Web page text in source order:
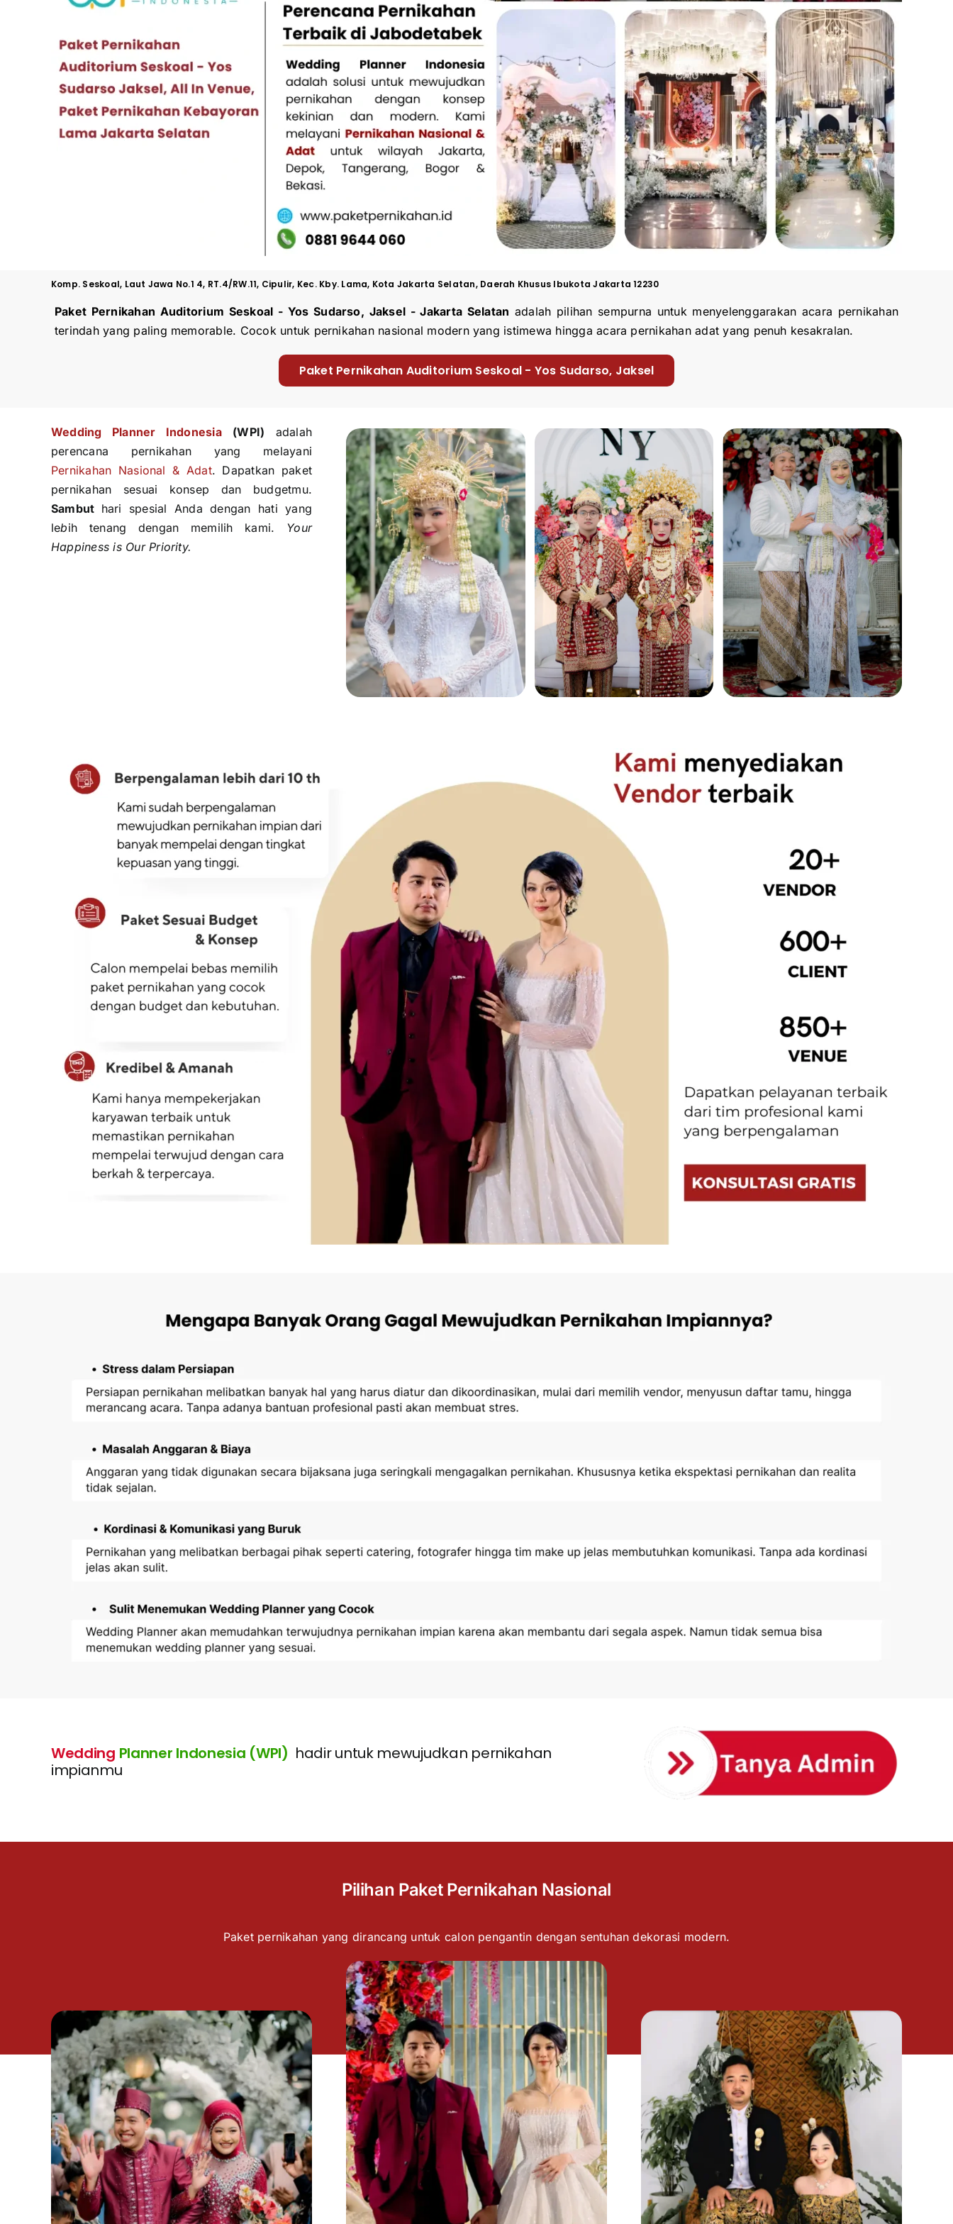
Komp. Seskoal, Laut Jawa No.1 4, RT.4/RW.11, Cipulir, Kec. Kby. Lama, Kota Jakarta Selatan, Daerah Khusus Ibukota Jakarta 12230
Paket Pernikahan Auditorium Seskoal - Yos Sudarso, Jaksel -Jakarta Selatan adalah pilihan sempurna untuk menyelenggarakan acara pernikahan
terindah yang paling memorable. Cocok untuk pernikahan nasional modern yang istimewa hingga acara pernikahan adat yang penuh kesakralan.
Paket Pernikahan Auditorium Seskoal - Yos Sudarso, Jaksel
Wedding Planner Indonesia (WPI) adalah
perencana pernikahan yang melayani
Pernikahan Nasional & Adat. Dapatkan paket
pernikahan sesuai konsep dan budgetmu.
Sambut hari spesial Anda dengan hati yang
lebih tenang dengan memilih kami. Your
Happiness is Our Priority.
Wedding Planner Indonesia (WPI) hadir untuk mewujudkan pernikahan
impianmu
Pilihan Paket Pernikahan Nasional
Paket pernikahan yang dirancang untuk calon pengantin dengan sentuhan dekorasi modern.